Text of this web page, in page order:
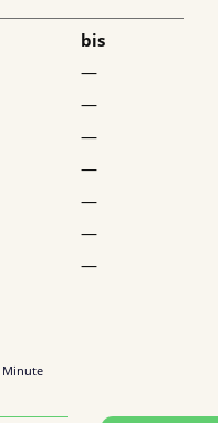
bis
—
—
—
—
—
—
—
Minute